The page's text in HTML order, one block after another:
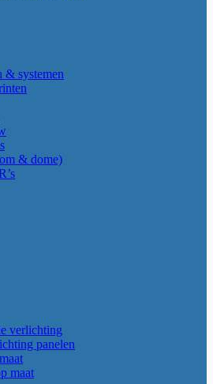
& systemen
& dome)
verlichting
panelen
maat